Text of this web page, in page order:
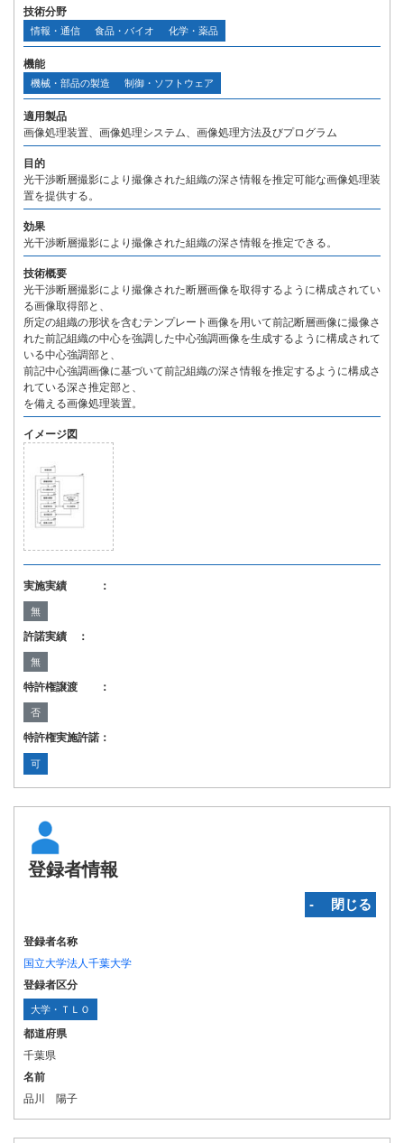
技術分野
情報・通信 食品・バイオ 化学・薬品
機能
機械・部品の製造 制御・ソフトウェア
適用製品
画像処理装置、画像処理システム、画像処理方法及びプログラム
目的
光干渉断層撮影により撮像された組織の深さ情報を推定可能な画像処理装
置を提供する。
効果
光干渉断層撮影により撮像された組織の深さ情報を推定できる。
技術概要
光干渉断層撮影により撮像された断層画像を取得するように構成されてい
る画像取得部と、
所定の組織の形状を含むテンプレート画像を用いて前記断層画像に撮像さ
れた前記組織の中心を強調した中心強調画像を生成するように構成されて
いる中心強調部と、
前記中心強調画像に基づいて前記組織の深さ情報を推定するように構成さ
れている深さ推定部と、
を備える画像処理装置。
イメージ図
実施実績 ：
無
許諾実績 ：
無
特許権譲渡 ：
否
特許権実施許諾：
可
登録者情報
‐ 閉じる
登録者名称
国立大学法人千葉大学
登録者区分
大学・ＴＬＯ
都道府県
千葉県
名前
品川 陽子